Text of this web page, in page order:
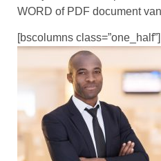
WORD of PDF document
[bscolumns class=”one_half”]